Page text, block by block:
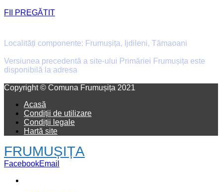
FII PREGĂTIT
Localități componente: Frumușița, Ijdileni, Tămaoani
Versiunea precedentă a site-ului Primăriei Frumușița este
disponibilă la adresa
Copyright © Comuna Frumușița 2021
Acasă
Condiții de utilizare
Condiții legale
Hartă site
FRUMUȘIȚA
FacebookEmail